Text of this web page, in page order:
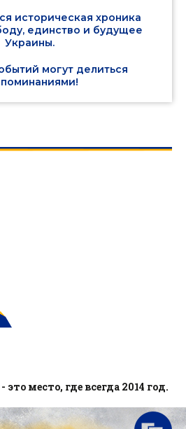
историческая хроника
единство и будущее
Украины.
могут делиться
место, где всегда 2014 год.